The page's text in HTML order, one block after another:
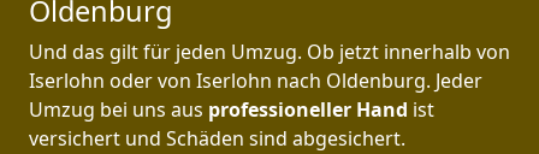
Oldenburg
Und das gilt für jeden Umzug. Ob jetzt innerhalb von
Iserlohn oder von Iserlohn nach Oldenburg. Jeder
Umzug bei uns aus professioneller Hand ist
versichert und Schäden sind abgesichert.